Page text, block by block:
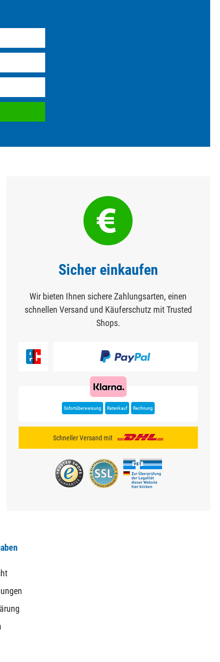
Sicher einkaufen
Wir bieten Ihnen sichere Zahlungsarten, einen
schnellen Versand und Käuferschutz mit Trusted
Shops.
Sofortüberweisung Ratenkauf Rechnung
Schneller Versand mit